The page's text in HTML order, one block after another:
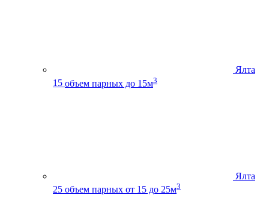
Ялта
15 объем парных до 15м3
Ялта
25 объем парных от 15 до 25м3